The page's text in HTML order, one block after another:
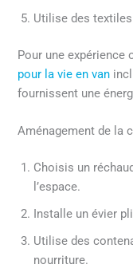
Utilise des
Pour une
pour la vie en van
fournissent une
Aménagement de la
Choisis un
l’espace.
Installe un évier
Utilise des
nourriture.